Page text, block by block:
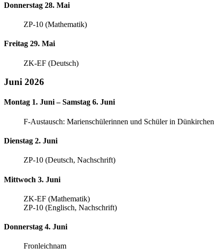
Donnerstag 28. Mai
ZP-10 (Mathematik)
Freitag 29. Mai
ZK-EF (Deutsch)
Juni 2026
Montag 1. Juni – Samstag 6. Juni
F-Austausch: Marienschülerinnen und Schüler in Dünkirchen
Dienstag 2. Juni
ZP-10 (Deutsch, Nachschrift)
Mittwoch 3. Juni
ZK-EF (Mathematik)
ZP-10 (Englisch, Nachschrift)
Donnerstag 4. Juni
Fronleichnam